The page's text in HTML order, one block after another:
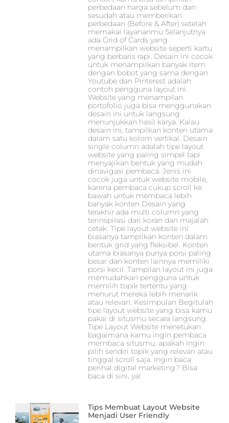
perbedaan harga sebelum dan
sesudah atau memberikan
perbedaan (Before & After) setelah
memakai layananmu Selanjutnya
ada Grid of Cards yang
menampilkan website seperti kartu
yang berbaris rapi. Desain ini cocok
untuk menampilkan banyak item
dengan bobot yang sama dengan
Youtube dan Pinterest adalah
contoh pengguna layout ini.
Website yang menampilan
portofolio juga bisa menggunakan
desain ini untuk langsung
menunjukkan hasil karya. Kalau
desain ini, tampilkan konten utama
dalam satu kolom vertikal. Desain
single column adalah tipe layout
website yang paling simpel tapi
menyajikan bentuk yang mudah
dinavigasi pembaca. Jenis ini
cocok juga untuk website mobile,
karena pembaca cukup scroll ke
bawah untuk membaca lebih
banyak konten Desain yang
terakhir ada multi column yang
terinspirasi dari koran dan majalah
cetak. Tipe layout website ini
biasanya tampilkan konten dalam
bentuk grid yang fleksibel. Konten
utama biasanya punya porsi paling
besar dan konten lainnya memiliki
porsi kecil. Tampilan layout ini juga
memudahkan pengguna untuk
memilih topik tertentu yang
menurut mereka lebih menarik
atau relevan. Kesimpulan Begitulah
tipe layout website yang bisa kamu
pakai di situsmu secara langsung.
Tipe Layout Website menetukan
bagaimana kamu ingin pembaca
membaca situsmu, apakah ingin
pilih sendiri topik yang relevan atau
tinggal scroll saja. Ingin baca
perihal digital marketing? Bisa
baca di sini, ya!
Tips Membuat Layout Website
Menjadi User Friendly